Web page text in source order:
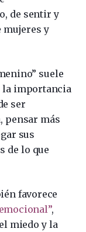
de sentir y
mujeres y
suele
la importancia
ser
pensar más
sus
de lo que
favorece
,
miedo y la